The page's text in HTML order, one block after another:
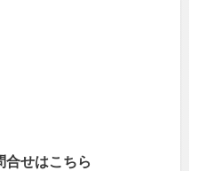
合せはこちら